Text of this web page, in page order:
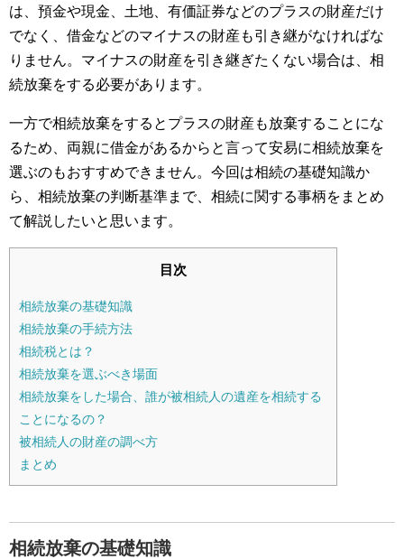
は、預金や現金、土地、有価証券などのプラスの財産だけ
でなく、借金などのマイナスの財産も引き継がなければな
りません。マイナスの財産を引き継ぎたくない場合は、相
続放棄をする必要があります。
一方で相続放棄をするとプラスの財産も放棄することにな
るため、両親に借金があるからと言って安易に相続放棄を
選ぶのもおすすめできません。今回は相続の基礎知識か
ら、相続放棄の判断基準まで、相続に関する事柄をまとめ
て解説したいと思います。
目次
相続放棄の基礎知識
相続放棄の手続方法
相続税とは？
相続放棄を選ぶべき場面
相続放棄をした場合、誰が被相続人の遺産を相続する
ことになるの？
被相続人の財産の調べ方
まとめ
相続放棄の基礎知識